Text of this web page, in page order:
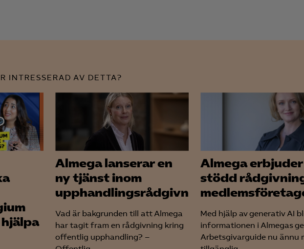
INTRESSERAD AV DETTA?
Almega lanserar en
ny tjänst inom
upphandlingsrådgivning
Vad är bakgrunden till att Almega
har tagit fram en rådgivning kring
offentlig upphandling? –
Almega
stödd
Med hjälp av generativ AI
informationen i Almegas
Arbetsgivarguide nu ännu